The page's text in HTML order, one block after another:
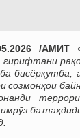
/АМИТ
рақ
ба бисёрқутба ,
созмонҳои
ӯз батаҳ